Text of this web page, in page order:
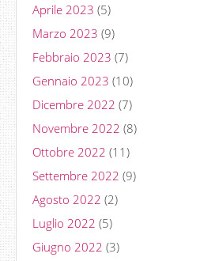
Aprile 2023 (5)
Marzo 2023 (9)
Febbraio 2023 (7)
Gennaio 2023 (10)
Dicembre 2022 (7)
Novembre 2022 (8)
Ottobre 2022 (11)
Settembre 2022 (9)
Agosto 2022 (2)
Luglio 2022 (5)
Giugno 2022 (3)